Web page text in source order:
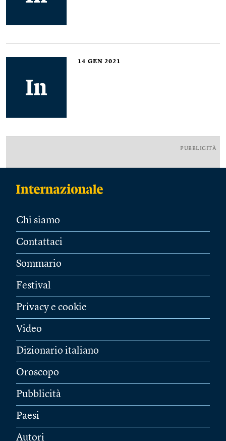
14 GEN 2021
PUBBLICITÀ
Chi siamo
Contattaci
Sommario
Festival
Privacy e cookie
Video
Dizionario italiano
Oroscopo
Pubblicità
Paesi
Autori